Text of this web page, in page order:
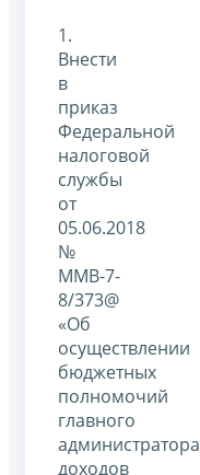
1.
Внести
в
приказ
Федеральной
налоговой
службы
от
05.06.2018
№
ММВ-7-
8/373@
«Об
осуществлении
бюджетных
полномочий
главного
администратора
доходов